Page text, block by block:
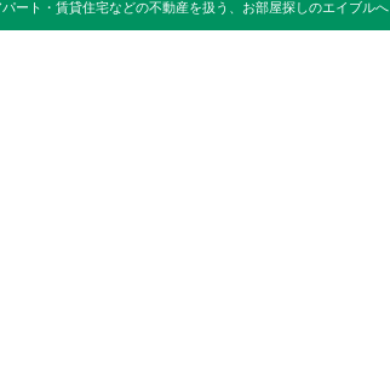
ート・賃貸住宅などの不動産を扱う、お部屋探しのエイブルへ